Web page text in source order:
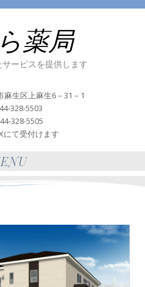
薬局
ービスを提供します
生区上麻生6－31－1
328-5503
328-5505
にて受付けます